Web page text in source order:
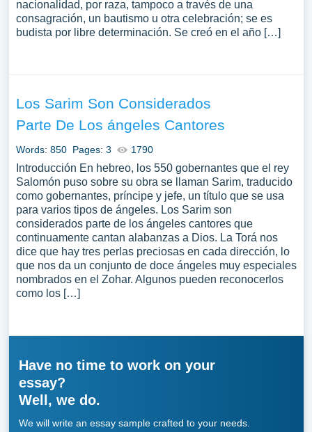
nacionalidad, por raza, tampoco a través de una
consagración, un bautismo u otra celebración; se es
budista por libre determinación. Se creó en el año […]
Los Sarim Son Considerados
Parte De Los ángeles Cantores
Words: 850 Pages: 3 1790
Introducción En hebreo, los 550 gobernantes que el rey
Salomón puso sobre su obra se llaman Sarim, traducido
como gobernantes, príncipe y jefe, un título que se usa
para varios tipos de ángeles. Los Sarim son
considerados parte de los ángeles cantores que
continuamente cantan alabanzas a Dios. La Torá nos
dice que hay tres perlas preciosas en cada dirección, lo
que nos da un conjunto de doce ángeles muy especiales
nombrados en el Zohar. Algunos pueden reconocerlos
como los […]
Have no time to work on your
essay?
Well, we do.
We will write an essay sample crafted to your needs.